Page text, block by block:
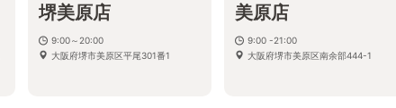
堺美原店
9:00～20:00
大阪府堺市美原区平尾301番1
美原店
9:00 -21:00
大阪府堺市美原区南余部444-1